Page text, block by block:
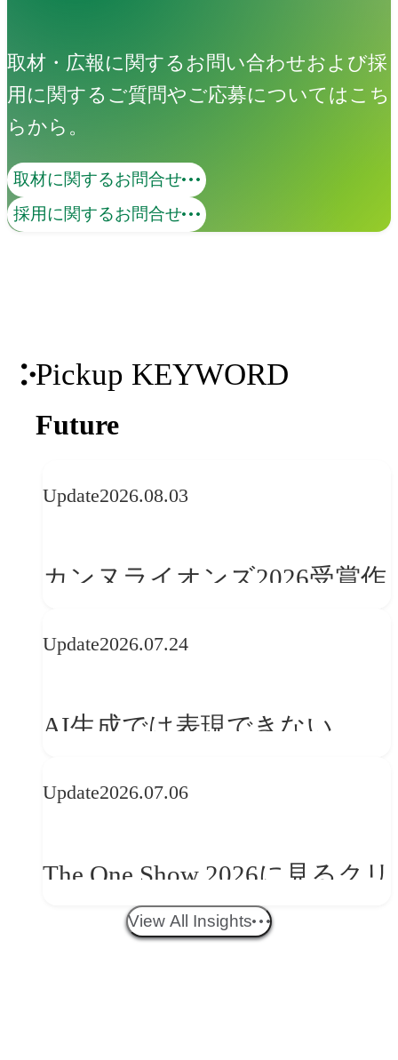
取材・広報に関するお問い合わせおよび採
用に関するご質問やご応募についてはこち
らから。
取材に関するお問合せ
採用に関するお問合せ
Pickup KEYWORD
Future
Update2026.08.03
カンヌライオンズ2026受賞作
──「優れたブランド体験」
か
Update2026.07.24
AI生成では表現できない
望
Update2026.07.06
The One Show 2026に見るクリ
エイティブトレンド──社会
View All Insights